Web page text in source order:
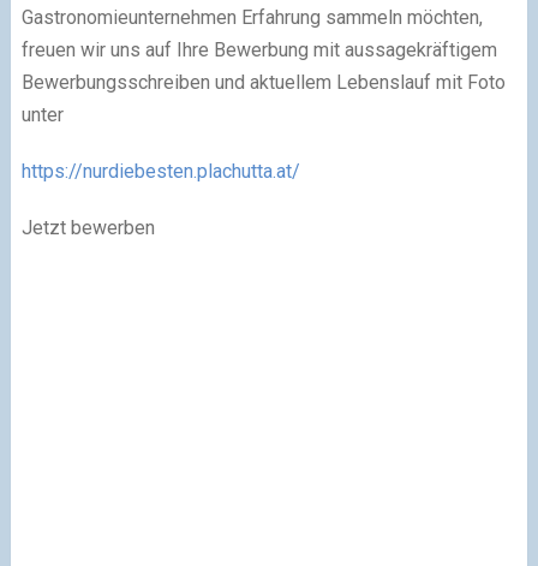
Gastronomieunternehmen Erfahrung sammeln möchten,
freuen wir uns auf Ihre Bewerbung mit aussagekräftigem
Bewerbungsschreiben und aktuellem Lebenslauf mit Foto
unter
https://nurdiebesten.plachutta.at/
Jetzt bewerben